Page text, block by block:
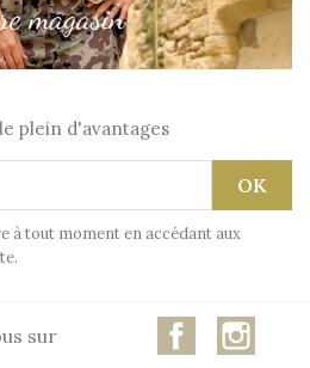
plein d'avantages
à tout moment en accédant aux
sur Facebook